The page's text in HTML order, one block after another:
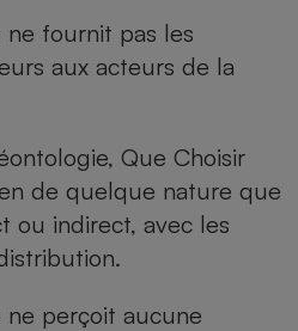
ne fournit pas les
aux acteurs de la
Que Choisir
de quelque nature que
ou indirect, avec les
ne perçoit aucune